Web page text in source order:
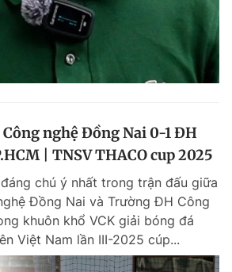
nghệ Đồng Nai 0-1 ĐH
| TNSV THACO cup 2025
chú ý nhất trong trận đấu giữa
Đồng Nai và Trường ĐH Công
khuôn khổ VCK giải bóng đá
Việt Nam lần III-2025 cúp...